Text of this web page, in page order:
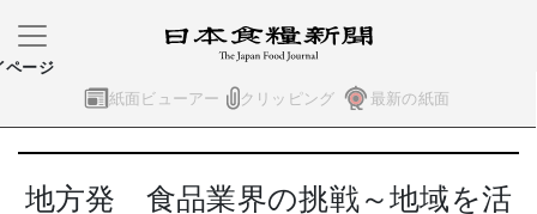
紙面ビューアー クリッピング 最新の紙面
ページ
地方発 食品業界の挑戦～地域を活